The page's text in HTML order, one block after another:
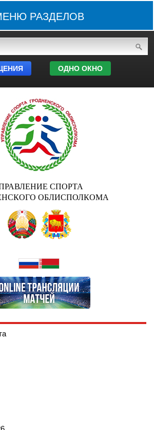
РАЗДЕЛОВ
ОДНО ОКНО
СПОРТА
ОБЛИСПОЛКОМА